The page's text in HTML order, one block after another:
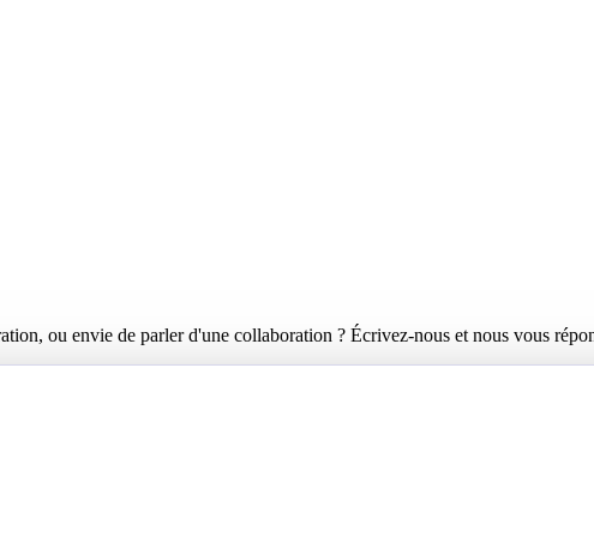
ou envie de parler d'une collaboration ? Écrivez-nous et nous vous